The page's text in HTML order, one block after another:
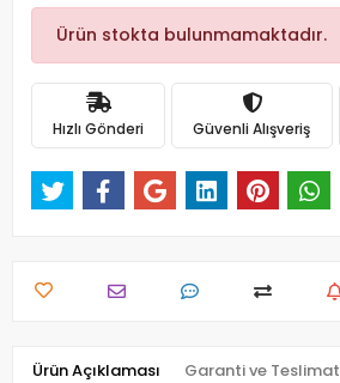
Ürün stokta bulunmamaktadır.
Hızlı Gönderi Güvenli Alışveriş
Ürün Açıklaması Garanti ve Teslimat